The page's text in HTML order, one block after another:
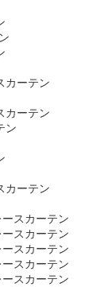
カーテン
カーテン
ン
カーテン
スカーテン
スカーテン
スカーテン
スカーテン
スカーテン